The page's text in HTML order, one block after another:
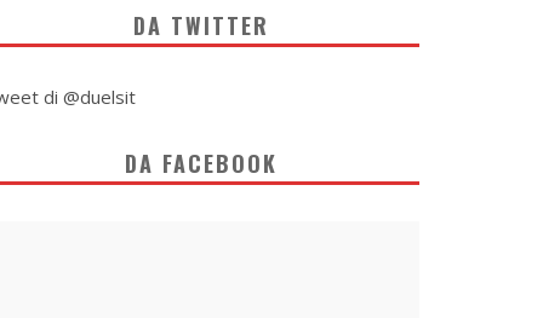
DA TWITTER
di @duelsit
DA FACEBOOK